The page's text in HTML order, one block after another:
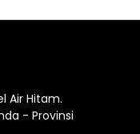
Air Hitam.
- Provinsi